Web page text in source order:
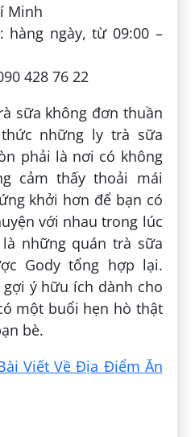
Minh
hàng ngày, từ 09:00 –
428 76 22
sữa không đơn thuần
những ly trà sữa
phải là nơi có không
cảm thấy thoải mái
khởi hơn để bạn có
với nhau trong lúc
những quán trà sữa
Gody tổng hợp lại.
ý hữu ích dành cho
một buổi hẹn hò thật
bè.
Viết Về Địa Điểm Ăn